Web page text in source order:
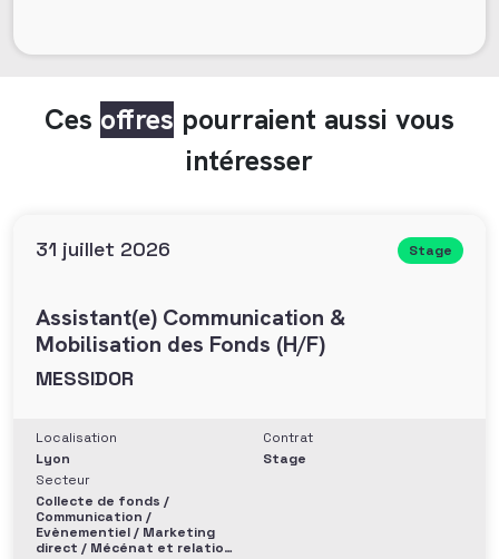
Ces offres pourraient aussi vous
intéresser
31 juillet 2026 Stage
Assistant(e) Communication &
Mobilisation des Fonds (H/F)
MESSIDOR
Localisation
Lyon
Secteur
Collecte de fonds /
Communication /
Evènementiel / Marketing
direct / Mécénat et relation
Contrat
Stage